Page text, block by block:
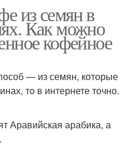
из семян в
Как можно
кофейное
— из семян, которые
то в интернете точно.
Аравийская арабика, а